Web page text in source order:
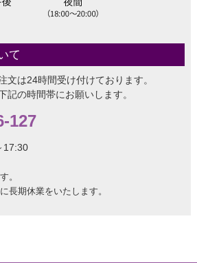
て
文は24時間受け付けております。
記の時間帯にお願いします。
127
17:30
。
長期休業をいたします。